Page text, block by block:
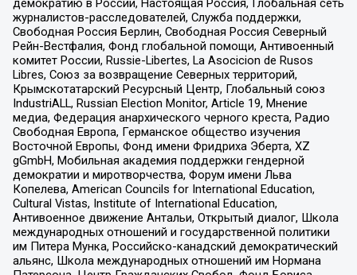
демократию в России, Настоящая Россия, Глобальная сеть
журналистов-расследователей, Служба поддержки,
Свободная Россия Берлин, Свободная Россия Северный
Рейн-Вестфалия, Фонд глобальной помощи, Антивоенный
комитет России, Russie-Libertes, La Asocicion de Rusos
Libres, Союз за возвращение Северных территорий,
Крымскотатарский Ресурсный Центр, Глобальный союз
IndustriALL, Russian Election Monitor, Article 19, Мнение
медиа, Федерация анархического черного креста, Радио
Свободная Европа, Германское общество изучения
Восточной Европы, Фонд имени Фридриха Эберта, XZ
gGmbH, Мобильная академия поддержки гендерной
демократии и миротворчества, Форум имени Льва
Копелева, American Councils for International Education,
Cultural Vistas, Institute of International Education,
Антивоенное движение Антальи, Открытый диалог, Школа
международных отношений и государственной политики
им Питера Мунка, Российско-канадский демократический
альянс, Школа международных отношений им Нормана